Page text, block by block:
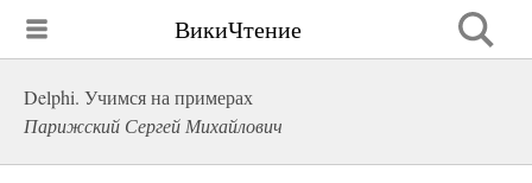
ВикиЧтение
Delphi. Учимся на примерах
Парижский Сергей Михайлович